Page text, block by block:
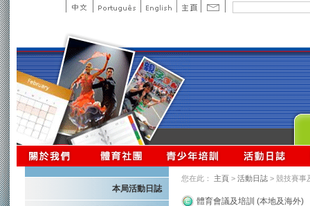
本局活動日誌
您在此： 主頁 > 活動日誌 > 競技賽事
體育會議及培訓 (本地及海外)